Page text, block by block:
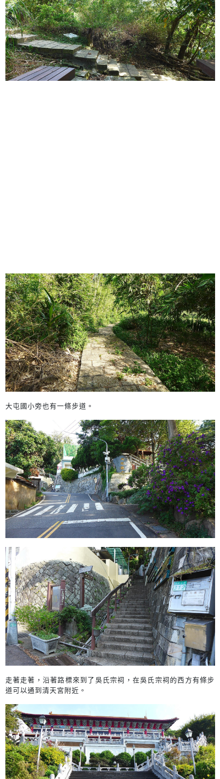
大屯國小旁也有一條步道。
走著走著，沿著路標來到了吳氏宗祠，在吳氏宗祠的西方有條步
道可以通到清天宮附近。